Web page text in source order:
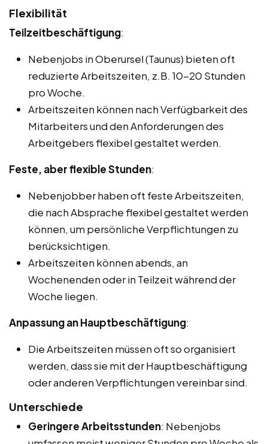
Flexibilität
Teilzeitbeschäftigung:
Nebenjobs in Oberursel (Taunus) bieten oft
reduzierte Arbeitszeiten, z.B. 10-20 Stunden
pro Woche.
Arbeitszeiten können nach Verfügbarkeit des
Mitarbeiters und den Anforderungen des
Arbeitgebers flexibel gestaltet werden.
Feste, aber flexible Stunden:
Nebenjobber haben oft feste Arbeitszeiten,
die nach Absprache flexibel gestaltet werden
können, um persönliche Verpflichtungen zu
berücksichtigen.
Arbeitszeiten können abends, an
Wochenenden oder in Teilzeit während der
Woche liegen.
Anpassung an Hauptbeschäftigung:
Die Arbeitszeiten müssen oft so organisiert
werden, dass sie mit der Hauptbeschäftigung
oder anderen Verpflichtungen vereinbar sind.
Unterschiede
Geringere Arbeitsstunden: Nebenjobs